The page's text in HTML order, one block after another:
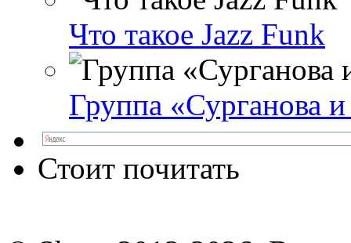
Что такое Jazz Funk
Группа «Сурганова
Стоит почитать